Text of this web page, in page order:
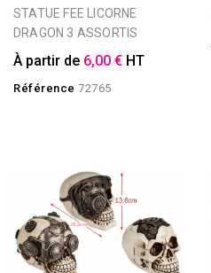
STATUE FEE LICORNE
DRAGON 3 ASSORTIS
À partir de 6,00 € HT
Référence 72765